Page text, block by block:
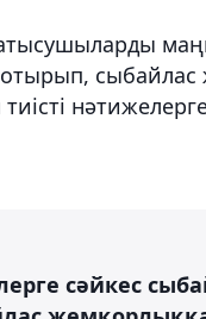
сәйкес